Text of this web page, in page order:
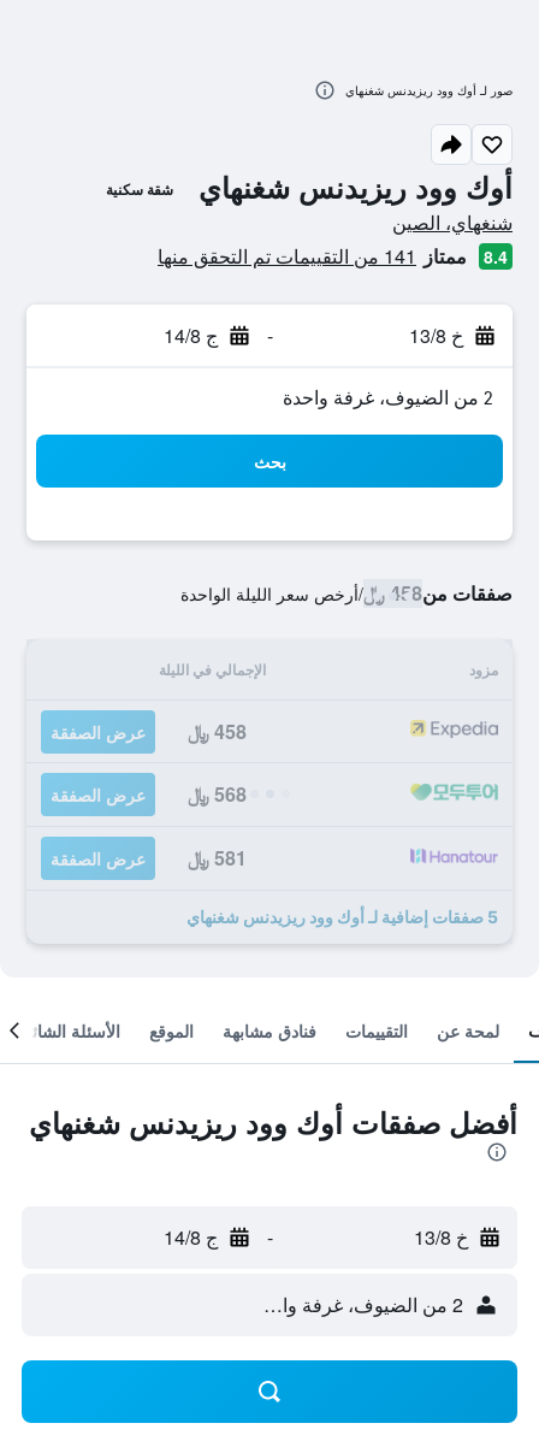
أوك وود ريزيدنس شغنهاي شقة سكنية
تقييم فئة 0
شنغهاي، الصين
8.4 ممتاز 141 من التقييمات تم التحقق منها
خ 13/8 - ج 14/8
2 من الضيوف، غرفة واحدة
بحث
صفقات من458 ﷼ /أرخص سعر الليلة الواحدة
مزود الإجمالي في الليلة
458 ﷼ عرض الصفقة
568 ﷼ عرض الصفقة
581 ﷼ عرض الصفقة
5 صفقات إضافية لـ أوك وود ريزيدنس شغنهاي
صور لـ أوك وود ريزيدنس شغنهاي
لمحة عن التقييمات فنادق مشابهة الموقع الأسئلة الشائعة
أفضل صفقات أوك وود ريزيدنس شغنهاي
خ 13/8 - ج 14/8
2 من الضيوف، غرفة واحدة